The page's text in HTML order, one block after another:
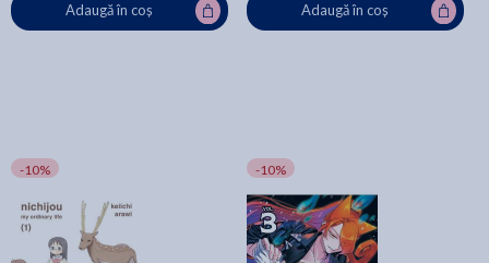
Adaugă în coș Adaugă în coș
-10% -10%